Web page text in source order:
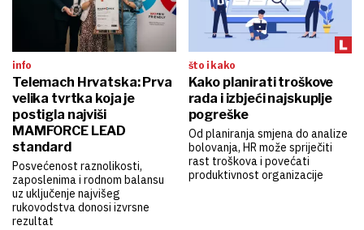
info
Telemach Hrvatska: Prva
velika tvrtka koja je
postigla najviši
MAMFORCE LEAD
standard
Posvećenost raznolikosti,
zaposlenima i rodnom balansu
uz uključenje najvišeg
rukovodstva donosi izvrsne
rezultat
što i kako
Kako planirati troškove
rada i izbjeći najskuplje
pogreške
Od planiranja smjena do analize
bolovanja, HR može spriječiti
rast troškova i povećati
produktivnost organizacije